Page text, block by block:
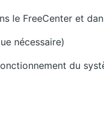
le FreeCenter et
nécessaire)
du